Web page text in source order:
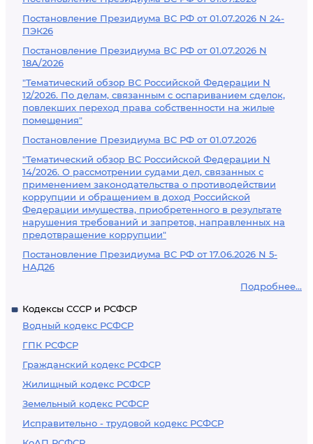
Постановление Президиума ВС РФ от 01.07.2026 N 24-
ПЭК26
Постановление Президиума ВС РФ от 01.07.2026 N
18А/2026
"Тематический обзор ВС Российской Федерации N
12/2026. По делам, связанным с оспариванием сделок,
повлекших переход права собственности на жилые
помещения"
Постановление Президиума ВС РФ от 01.07.2026
"Тематический обзор ВС Российской Федерации N
14/2026. О рассмотрении судами дел, связанных с
применением законодательства о противодействии
коррупции и обращением в доход Российской
Федерации имущества, приобретенного в результате
нарушения требований и запретов, направленных на
предотвращение коррупции"
Постановление Президиума ВС РФ от 17.06.2026 N 5-
НАД26
Подробнее...
Кодексы СССР и РСФСР
Водный кодекс РСФСР
ГПК РСФСР
Гражданский кодекс РСФСР
Жилищный кодекс РСФСР
Земельный кодекс РСФСР
Исправительно - трудовой кодекс РСФСР